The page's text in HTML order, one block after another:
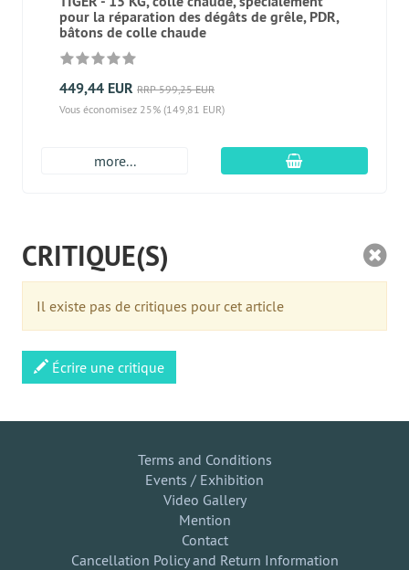
pour la réparation des dégâts de grêle, PDR,
bâtons de colle chaude
449,44 EUR RRP 599,25 EUR
Vous économisez 25% (149,81 EUR)
more... Ajouter au panier
CRITIQUE(S)
Il existe pas de critiques pour cet article
Écrire une critique
Terms and Conditions
Events / Exhibition
Video Gallery
Mention
Contact
Cancellation Policy and Return Information